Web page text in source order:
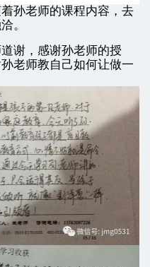
孙老师的课程内容，去
。
谢，感谢孙老师的授
老师教自己如何让做一